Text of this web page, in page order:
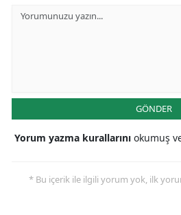
GÖNDER
Yorum yazma kurallarını okumuş
* Bu içerik ile ilgili yorum yok, ilk